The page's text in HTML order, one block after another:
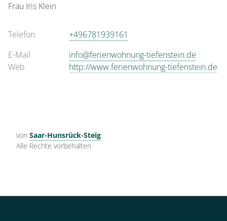
Frau Iris Klein
Telefon
+496781939161
E-Mail
info@ferienwohnung-tiefenstein.de
Web
http://www.ferienwohnung-tiefenstein.de
von Saar-Hunsrück-Steig
Alle Rechte vorbehalten